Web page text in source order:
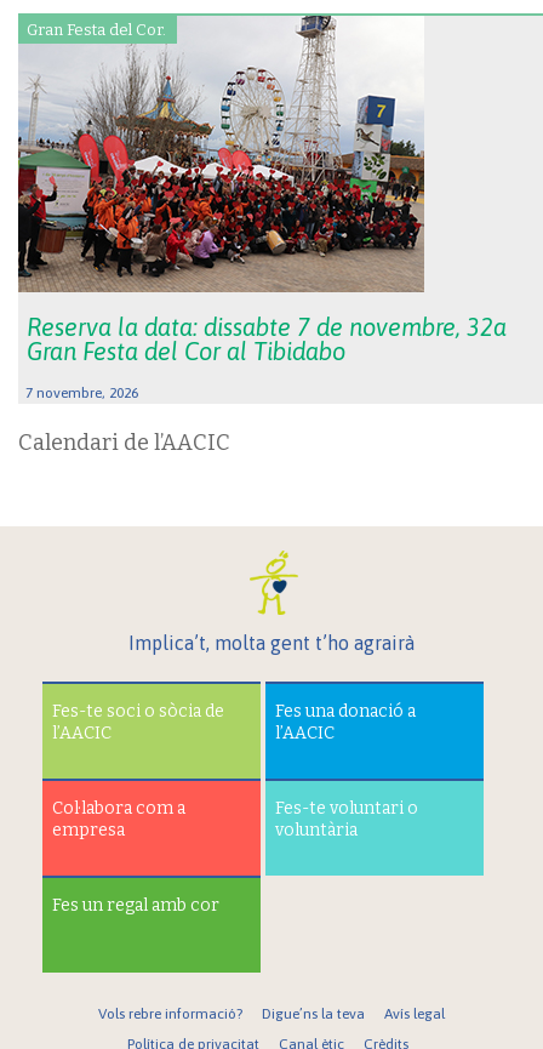
Gran Festa del Cor.
Reserva la data: dissabte 7 de novembre, 32a
Gran Festa del Cor al Tibidabo
7 novembre, 2026
Calendari de l’AACIC
Implica’t, molta gent t’ho agrairà
Fes-te soci o sòcia de
l’AACIC
Fes una donació a
l’AACIC
Col·labora com a
empresa
Fes-te voluntari o
voluntària
Fes un regal amb cor
Vols rebre informació? Digue’ns la teva
Avís legal
Política de privacitat
Canal ètic Crèdits